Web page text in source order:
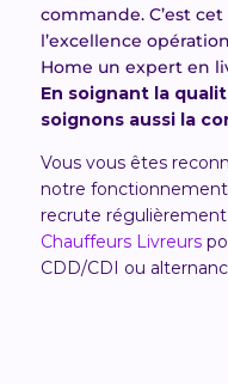
commande. C’est cet
l’excellence
Home un expert en
En soignant la
soignons aussi la
Vous vous êtes
notre
recrute
Chauffeurs Livreurs
CDD/CDI ou